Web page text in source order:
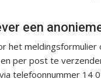
een
het
per post te
telefoonnummer 14